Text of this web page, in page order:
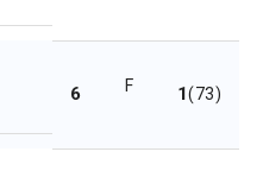
6 F 1(73)